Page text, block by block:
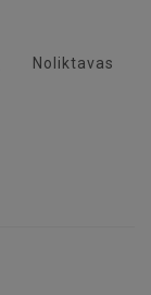
Noliktavas